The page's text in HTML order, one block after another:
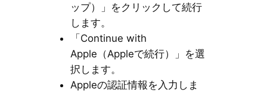
ップ）」をクリックして続行
します。
「Continue with
Apple（Appleで続行）」を選
択します。
Appleの認証情報を入力しま